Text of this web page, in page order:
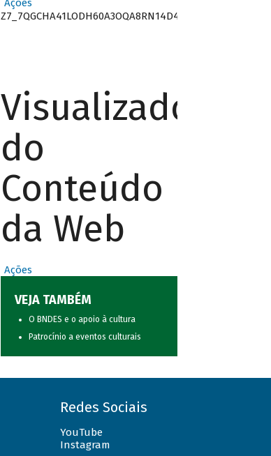
Ações
Z7_7QGCHA41LODH60A3OQA8RN14D4
Visualizador
do
Conteúdo
da Web
Ações
VEJA TAMBÉM
O BNDES e o apoio à cultura
Patrocínio a eventos culturais
Redes Sociais
YouTube
Instagram